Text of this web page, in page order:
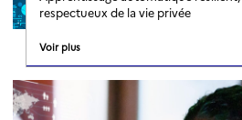
respectueux de la vie privée
Voir plus